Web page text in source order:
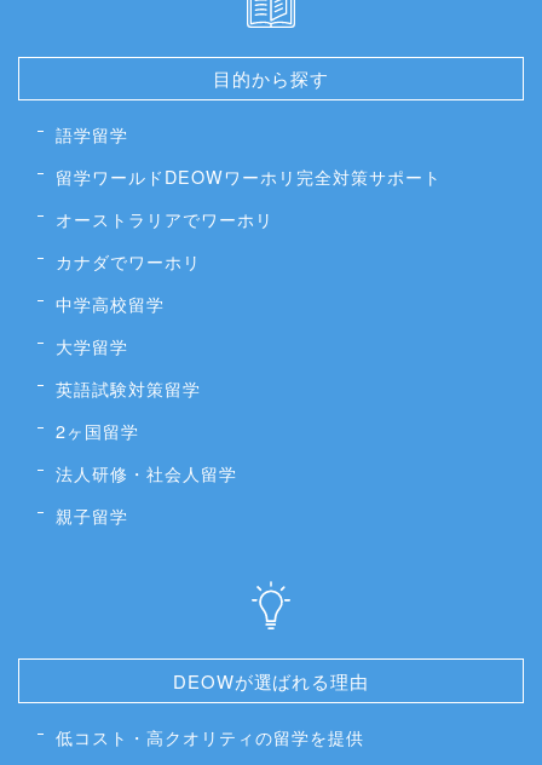
目的から探す
語学留学
留学ワールドDEOWワーホリ完全対策サポート
オーストラリアでワーホリ
カナダでワーホリ
中学高校留学
大学留学
英語試験対策留学
2ヶ国留学
法人研修・社会人留学
親子留学
DEOWが選ばれる理由
低コスト・高クオリティの留学を提供